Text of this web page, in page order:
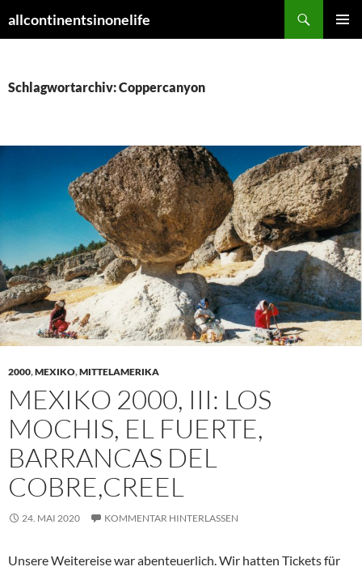
Inhalt
allcontinentsinonelife
Schlagwortarchiv: Coppercanyon
2000,MEXIKO,MITTELAMERIKA
MEXIKO 2000, III: LOS
MOCHIS, EL FUERTE,
BARRANCAS DEL
COBRE,CREEL
24. MAI 2020 KOMMENTAR HINTERLASSEN
Unsere Weitereise war abenteuerlich. Wir hatten Tickets für